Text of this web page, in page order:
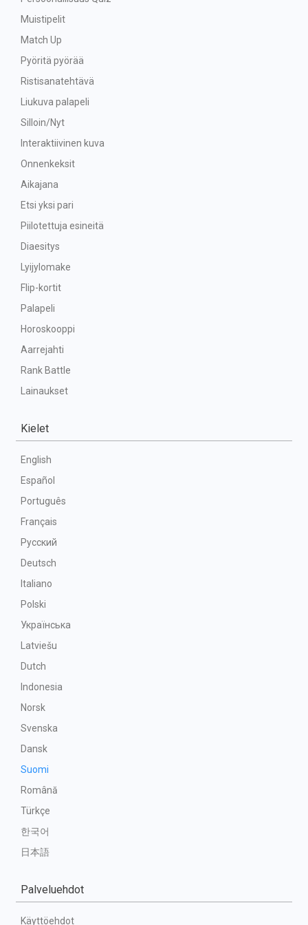
Muistipelit
Match Up
Pyöritä pyörää
Ristisanatehtävä
Liukuva palapeli
Silloin/Nyt
Interaktiivinen kuva
Onnenkeksit
Aikajana
Etsi yksi pari
Piilotettuja esineitä
Diaesitys
Lyijylomake
Flip-kortit
Palapeli
Horoskooppi
Aarrejahti
Rank Battle
Lainaukset
Kielet
English
Español
Português
Français
Русский
Deutsch
Italiano
Polski
Українська
Latviešu
Dutch
Indonesia
Norsk
Svenska
Dansk
Suomi
Română
Türkçe
한국어
日本語
Palveluehdot
Käyttöehdot